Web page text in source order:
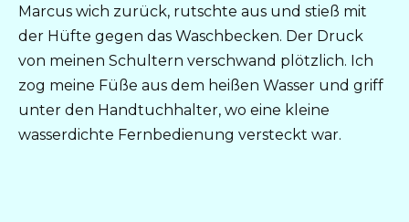
Marcus wich zurück, rutschte aus und stieß mit
der Hüfte gegen das Waschbecken. Der Druck
von meinen Schultern verschwand plötzlich. Ich
zog meine Füße aus dem heißen Wasser und griff
unter den Handtuchhalter, wo eine kleine
wasserdichte Fernbedienung versteckt war.